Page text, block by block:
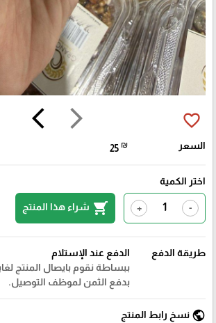
🎓
arrow_forward_ios
arrow_back_ios favorite_border
السعر 25 ₪
اختر الكمية
-
+
shopping_cart شراء هذا المنتج
طريقة الدفع
الدفع عند الإستلام
ببساطة نقوم بايصال المنتج
بدفع الثمن لموظف التوصيل.
public نسخ رابط المنتج